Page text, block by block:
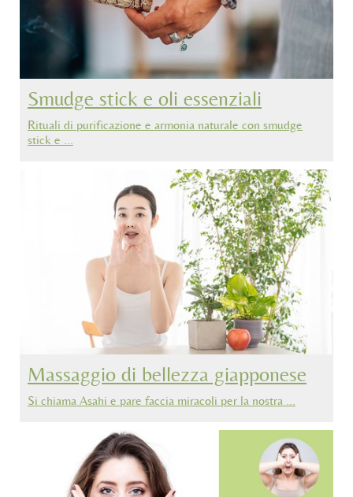
Smudge stick e oli essenziali
Rituali di purificazione e armonia naturale con smudge
stick e …
Massaggio di bellezza giapponese
Si chiama Asahi e pare faccia miracoli per la nostra …